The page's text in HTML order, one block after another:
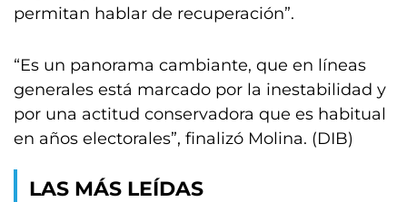
permitan hablar de recuperación”.
“Es un panorama cambiante, que en líneas
generales está marcado por la inestabilidad y
por una actitud conservadora que es habitual
en años electorales”, finalizó Molina. (DIB)
LAS MÁS LEÍDAS